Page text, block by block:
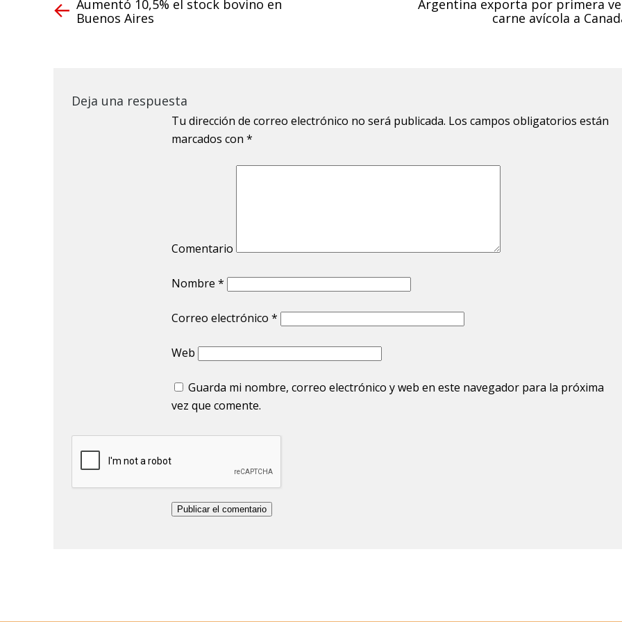
Aumentó 10,5% el stock bovino en
Buenos Aires
Argentina exporta por primera
carne avícola a
Deja una respuesta
Tu dirección de correo electrónico no será publicada. Los campos obligatorios están
marcados con *
Comentario
Nombre *
Correo electrónico *
Web
Guarda mi nombre, correo electrónico y web en este navegador para la próxima
vez que comente.